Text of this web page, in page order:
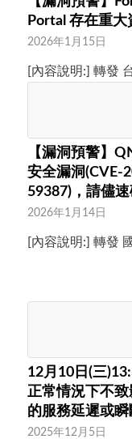
Portal 存在重
2026年1月15日
[內容說明:] 轉發
【漏洞預警】
安全漏洞(CVE-
59387)，請儘
2026年1月14日
[內容說明:] 轉發
12月10日(三
正常情況下不
的服務延遲或
2025年12月5日